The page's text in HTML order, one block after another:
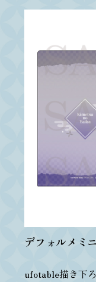
デフォルメミ
ufotable描き下